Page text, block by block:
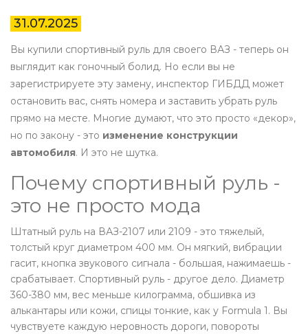
31.07.2025
Вы купили спортивный руль для своего ВАЗ - теперь он
выглядит как гоночный болид. Но если вы не
зарегистрируете эту замену, инспектор ГИБДД может
остановить вас, снять номера и заставить убрать руль
прямо на месте. Многие думают, что это просто «декор»,
но по закону - это изменение конструкции
автомобиля. И это не шутка.
Почему спортивный руль -
это не просто мода
Штатный руль на ВАЗ-2107 или 2109 - это тяжелый,
толстый круг диаметром 400 мм. Он мягкий, вибрации
гасит, кнопка звукового сигнала - большая, нажимаешь -
срабатывает. Спортивный руль - другое дело. Диаметр
360-380 мм, вес меньше килограмма, обшивка из
алькантары или кожи, спицы тонкие, как у Formula 1. Вы
чувствуете каждую неровность дороги, повороты